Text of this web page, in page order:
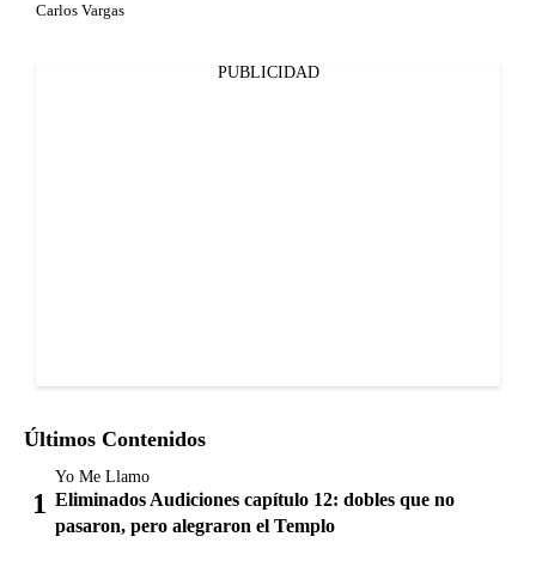
Carlos Vargas
PUBLICIDAD
Últimos Contenidos
Yo Me Llamo
Eliminados Audiciones capítulo 12: dobles que no
pasaron, pero alegraron el Templo